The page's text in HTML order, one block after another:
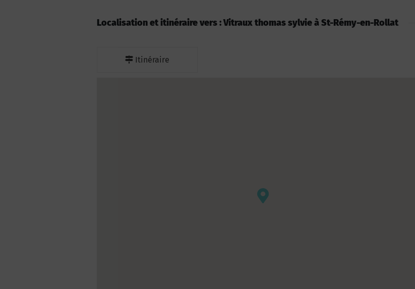
Localisation et itinéraire vers : Vitraux thomas sylvie à St-Rémy-en-Rollat
Itinéraire